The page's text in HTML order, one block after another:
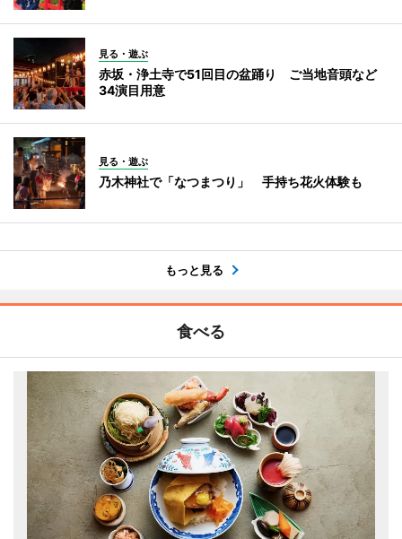
見る・遊ぶ
赤坂・浄土寺で51回目の盆踊り ご当地音頭など
34演目用意
見る・遊ぶ
乃木神社で「なつまつり」 手持ち花火体験も
もっと見る
食べる